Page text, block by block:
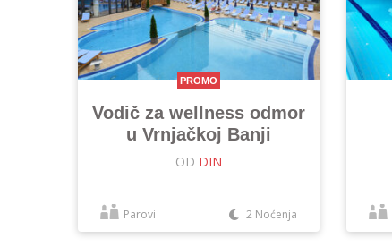
PROMO
Vodič za wellness odmor
u Vrnjačkoj Banji
OD DIN
Parovi 2 Noćenja